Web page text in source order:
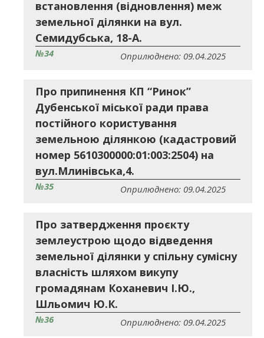
встановлення (відновлення) меж
земельної ділянки на вул.
Семидубська, 18-А.
№34 Оприлюднено: 09.04.2025
Про припинення КП “Ринок”
Дубенської міської ради права
постійного користування
земельною ділянкою (кадастровий
номер 5610300000:01:003:2504) на
вул.Млинівська,4.
№35 Оприлюднено: 09.04.2025
Про затвердження проєкту
землеустрою щодо відведення
земельної ділянки у спільну сумісну
власність шляхом викупу
громадянам Коханевич І.Ю.,
Шльомич Ю.К.
№36 Оприлюднено: 09.04.2025